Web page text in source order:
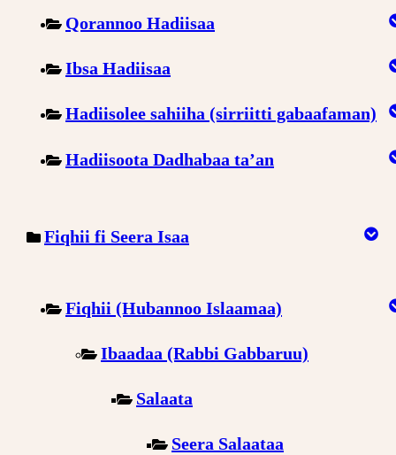
Qorannoo Hadiisaa
Ibsa Hadiisaa
Hadiisolee sahiiha (sirriitti gabaafaman)
Hadiisoota Dadhabaa ta’an
Fiqhii fi Seera Isaa
Fiqhii (Hubannoo Islaamaa)
Ibaadaa (Rabbi Gabbaruu)
Salaata
Seera Salaataa